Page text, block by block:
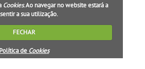
Cookies. Ao navegar no website estará a
a sua utilização.
FECHAR
Política de Cookies